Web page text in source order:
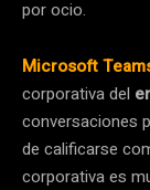
por ocio.
Microsoft
corporativa del
conversaciones
de calificarse
corporativa es